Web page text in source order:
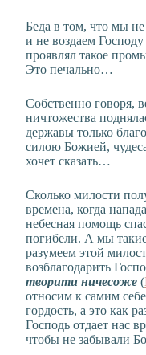
Беда в том, что мы
и не воздаем
проявлял такое
Это печально…
Собственно говоря,
ничтожества
державы только
силою Божией,
хочет сказать…
Сколько милости
времена, когда
небесная помощь
погибели. А мы
разумеем этой
возблагодарить
творити ничесоже (
относим к самим
гордость, а это как
Господь отдает нас
чтобы не забывали